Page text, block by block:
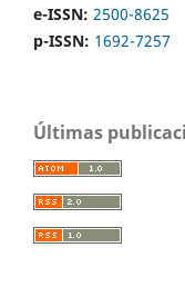
e-ISSN: 2500-8625
p-ISSN: 1692-7257
Últimas